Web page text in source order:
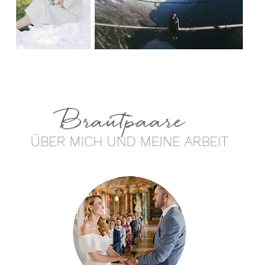
Brautpaare
ÜBER MICH UND MEINE ARBEIT